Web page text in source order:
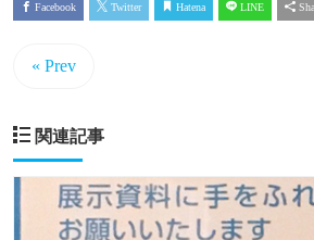
Facebook Twitter Hatena LINE
« Prev
関連記事